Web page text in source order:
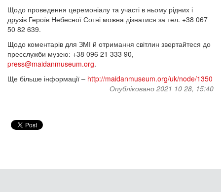
Щодо проведення церемоніалу та участі в ньому рідних і
друзів Героїв Небесної Сотні можна дізнатися за тел. +38 067
50 82 639.
Щодо коментарів для ЗМІ й отримання світлин звертайтеся до
пресслужби музею: +38 096 21 333 90,
press@maidanmuseum.org.
Ще більше інформації – http://maidanmuseum.org/uk/node/1350
Опубліковано 2021 10 28, 15:40